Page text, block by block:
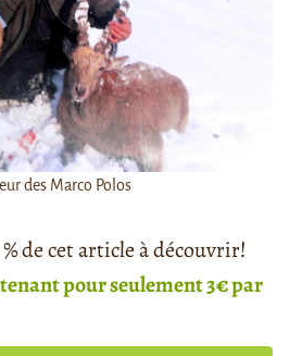
des Marco Polos
de cet article à découvrir!
pour seulement 3€ par